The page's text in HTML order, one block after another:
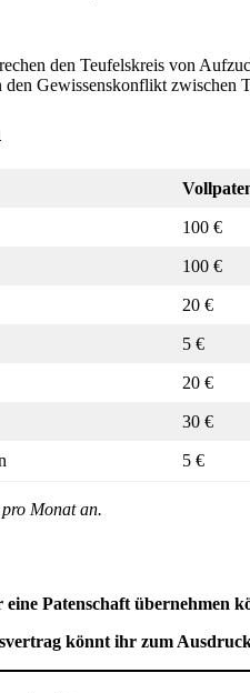
den Teufelskreis von
Gewissenskonflikt zwischen
100 €
100 €
20 €
5 €
20 €
30 €
5 €
Monat an.
Patenschaft übernehmen
könnt ihr zum